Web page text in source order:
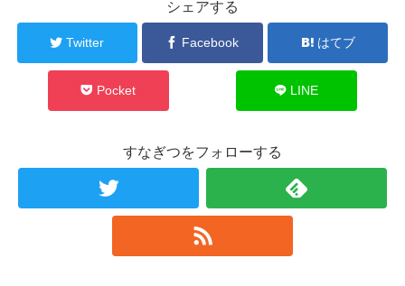
シェアする
Twitter Facebook はてブ
Pocket LINE
すなぎつをフォローする